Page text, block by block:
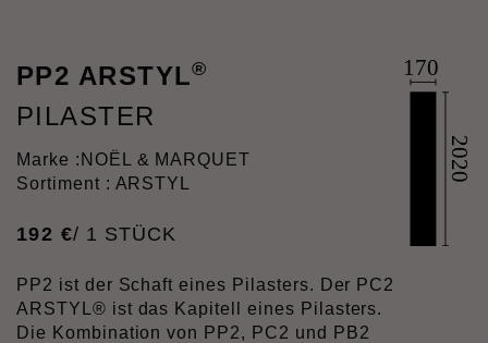
PP2 ARSTYL®
PILASTER
Marke : NOËL & MARQUET
Sortiment : ARSTYL
192 €/ 1 STÜCK
PP2 ist der Schaft eines Pilasters. Der PC2
ARSTYL® ist das Kapitell eines Pilasters.
Die Kombination von PP2, PC2 und PB2